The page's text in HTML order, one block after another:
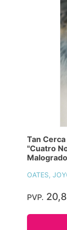
Tan
"Cuatro
OATES,
PVP.